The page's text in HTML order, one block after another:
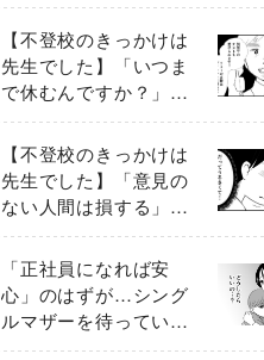
診断 そのとき母は
【不登校のきっかけは
先生でした】「いつま
で休むんですか？」追
い詰められる母と息子
《第６話》
【不登校のきっかけは
先生でした】「意見の
ない人間は損する」担
任の一言が苦しみに…
《第１話》
「正社員になれば安
心」のはずが…シング
ルマザーを待ってい
た“魔の２年間”【前編】